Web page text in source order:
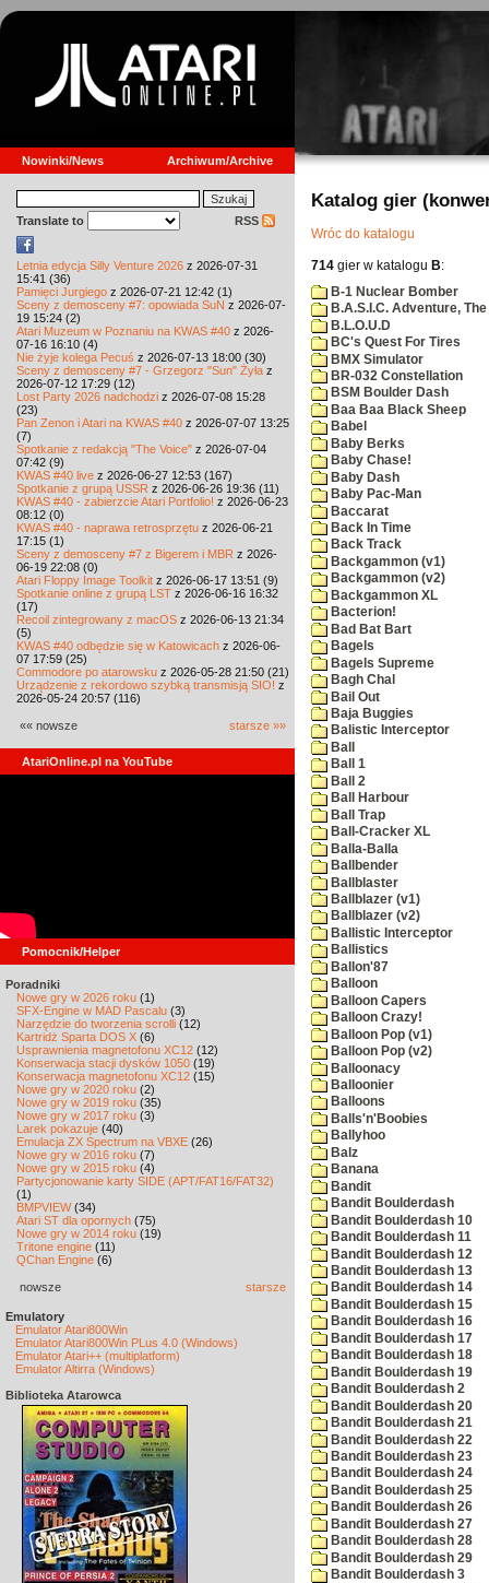
Nowinki/News Archiwum/Archive
Translate to RSS
Letnia edycja Silly Venture 2026 z 2026-07-31
15:41 (36)
Pamięci Jurgiego z 2026-07-21 12:42 (1)
Sceny z demosceny #7: opowiada SuN z 2026-07-
19 15:24 (2)
Atari Muzeum w Poznaniu na KWAS #40 z 2026-
07-16 16:10 (4)
Nie żyje kolega Pecuś z 2026-07-13 18:00 (30)
Sceny z demosceny #7 - Grzegorz "Sun" Żyła z
2026-07-12 17:29 (12)
Lost Party 2026 nadchodzi z 2026-07-08 15:28
(23)
Pan Zenon i Atari na KWAS #40 z 2026-07-07 13:25
(7)
Spotkanie z redakcją "The Voice" z 2026-07-04
07:42 (9)
KWAS #40 live z 2026-06-27 12:53 (167)
Spotkanie z grupą USSR z 2026-06-26 19:36 (11)
KWAS #40 - zabierzcie Atari Portfolio! z 2026-06-23
08:12 (0)
KWAS #40 - naprawa retrosprzętu z 2026-06-21
17:15 (1)
Sceny z demosceny #7 z Bigerem i MBR z 2026-
06-19 22:08 (0)
Atari Floppy Image Toolkit z 2026-06-17 13:51 (9)
Spotkanie online z grupą LST z 2026-06-16 16:32
(17)
Recoil zintegrowany z macOS z 2026-06-13 21:34
(5)
KWAS #40 odbędzie się w Katowicach z 2026-06-
07 17:59 (25)
Commodore po atarowsku z 2026-05-28 21:50 (21)
Urządzenie z rekordowo szybką transmisją SIO! z
2026-05-24 20:57 (116)
«« nowsze starsze »»
AtariOnline.pl na YouTube
Pomocnik/Helper
Poradniki
Nowe gry w 2026 roku (1)
SFX-Engine w MAD Pascalu (3)
Narzędzie do tworzenia scrolli (12)
Kartridż Sparta DOS X (6)
Usprawnienia magnetofonu XC12 (12)
Konserwacja stacji dysków 1050 (19)
Konserwacja magnetofonu XC12 (15)
Nowe gry w 2020 roku (2)
Nowe gry w 2019 roku (35)
Nowe gry w 2017 roku (3)
Larek pokazuje (40)
Emulacja ZX Spectrum na VBXE (26)
Nowe gry w 2016 roku (7)
Nowe gry w 2015 roku (4)
Partycjonowanie karty SIDE (APT/FAT16/FAT32)
(1)
BMPVIEW(34)
Atari ST dla opornych (75)
Nowe gry w 2014 roku (19)
Tritone engine (11)
QChan Engine (6)
nowsze starsze
Emulatory
Emulator Atari800Win
Emulator Atari800Win PLus 4.0 (Windows)
Emulator Atari++ (multiplatform)
Emulator Altirra (Windows)
Biblioteka Atarowca
Katalog gier
Wróc do katalogu
714 gier w katalogu B:
B-1 Nuclear Bomber
B.A.S.I.C. Adventure, The
B.L.O.U.D
BC's Quest For Tires
BMX Simulator
BR-032 Constellation
BSM Boulder Dash
Baa Baa Black Sheep
Babel
Baby Berks
Baby Chase!
Baby Dash
Baby Pac-Man
Baccarat
Back In Time
Back Track
Backgammon (v1)
Backgammon (v2)
Backgammon XL
Bacterion!
Bad Bat Bart
Bagels
Bagels Supreme
Bagh Chal
Bail Out
Baja Buggies
Balistic Interceptor
Ball
Ball 1
Ball 2
Ball Harbour
Ball Trap
Ball-Cracker XL
Balla-Balla
Ballbender
Ballblaster
Ballblazer (v1)
Ballblazer (v2)
Ballistic Interceptor
Ballistics
Ballon'87
Balloon
Balloon Capers
Balloon Crazy!
Balloon Pop (v1)
Balloon Pop (v2)
Balloonacy
Balloonier
Balloons
Balls'n'Boobies
Ballyhoo
Balz
Banana
Bandit
Bandit Boulderdash
Bandit Boulderdash 10
Bandit Boulderdash 11
Bandit Boulderdash 12
Bandit Boulderdash 13
Bandit Boulderdash 14
Bandit Boulderdash 15
Bandit Boulderdash 16
Bandit Boulderdash 17
Bandit Boulderdash 18
Bandit Boulderdash 19
Bandit Boulderdash 2
Bandit Boulderdash 20
Bandit Boulderdash 21
Bandit Boulderdash 22
Bandit Boulderdash 23
Bandit Boulderdash 24
Bandit Boulderdash 25
Bandit Boulderdash 26
Bandit Boulderdash 27
Bandit Boulderdash 28
Bandit Boulderdash 29
Bandit Boulderdash 3